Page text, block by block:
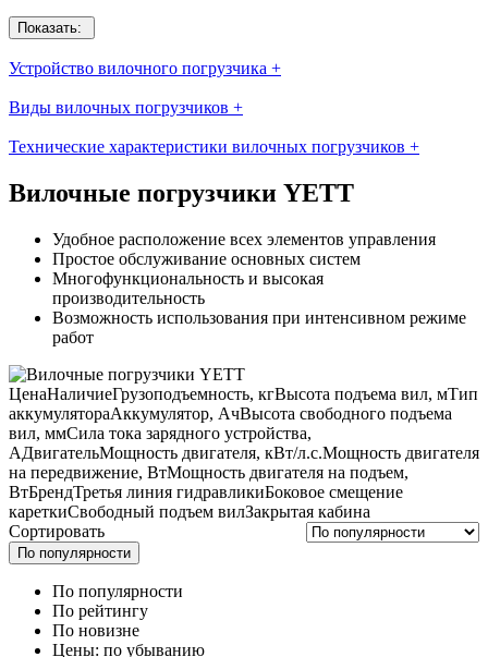
Показать:
Устройство вилочного погрузчика +
Виды вилочных погрузчиков +
Технические характеристики вилочных погрузчиков +
Вилочные погрузчики YETT
Удобное расположение всех элементов управления
Простое обслуживание основных систем
Многофункциональность и высокая
производительность
Возможность использования при интенсивном режиме
работ
ЦенаНаличиеГрузоподъемность, кгВысота подъема вил, мТип
аккумулятораАккумулятор, АчВысота свободного подъема
вил, ммСила тока зарядного устройства,
АДвигательМощность двигателя, кВт/л.с.Мощность двигателя
на передвижение, ВтМощность двигателя на подъем,
ВтБрендТретья линия гидравликиБоковое смещение
кареткиСвободный подъем вилЗакрытая кабина
Сортировать
По популярности
По популярности
По рейтингу
По новизне
Цены: по убыванию